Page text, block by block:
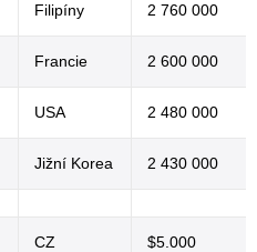
Filipíny 2 760 000
Francie 2 600 000
USA 2 480 000
Jižní Korea 2 430 000
CZ $5.000